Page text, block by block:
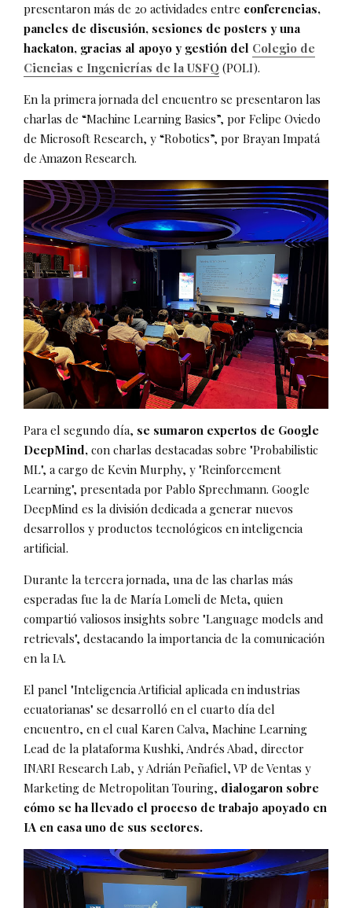
presentaron más de 20 actividades entre conferencias,
paneles de discusión, sesiones de posters y una
hackaton, gracias al apoyo y gestión del Colegio de
Ciencias e Ingenierías de la USFQ (POLI).
En la primera jornada del encuentro se presentaron las
charlas de “Machine Learning Basics”, por Felipe Oviedo
de Microsoft Research, y “Robotics”, por Brayan Impatá
de Amazon Research.
Para el segundo día, se sumaron expertos de Google
DeepMind, con charlas destacadas sobre "Probabilistic
ML", a cargo de Kevin Murphy, y "Reinforcement
Learning", presentada por Pablo Sprechmann. Google
DeepMind es la división dedicada a generar nuevos
desarrollos y productos tecnológicos en inteligencia
artificial.
Durante la tercera jornada, una de las charlas más
esperadas fue la de María Lomeli de Meta, quien
compartió valiosos insights sobre "Language models and
retrievals", destacando la importancia de la comunicación
en la IA.
El panel "Inteligencia Artificial aplicada en industrias
ecuatorianas" se desarrolló en el cuarto día del
encuentro, en el cual Karen Calva, Machine Learning
Lead de la plataforma Kushki, Andrés Abad, director
INARI Research Lab, y Adrián Peñafiel, VP de Ventas y
Marketing de Metropolitan Touring, dialogaron sobre
cómo se ha llevado el proceso de trabajo apoyado en
IA en casa uno de sus sectores.